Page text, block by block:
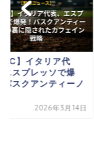
】イタリア代
エスプレッソで爆
パスクアンティーノ
2026年3月14日